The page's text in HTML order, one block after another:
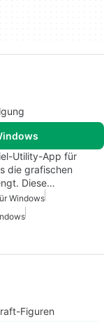
Utility-App für
die grafischen
Diese…
Windows
Figuren